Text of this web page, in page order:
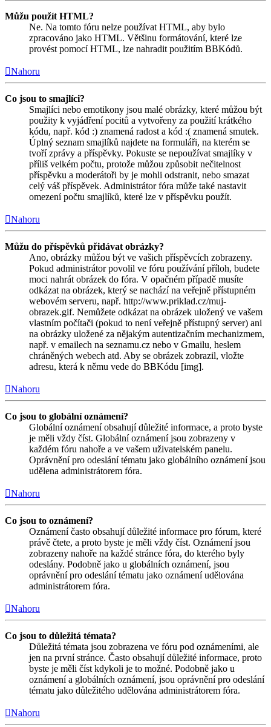
Můžu použít HTML?
Ne. Na tomto fóru nelze používat HTML, aby bylo
zpracováno jako HTML. Většinu formátování, které lze
provést pomocí HTML, lze nahradit použitím BBKódů.
Nahoru
Co jsou to smajlíci?
Smajlíci nebo emotikony jsou malé obrázky, které můžou být
použity k vyjádření pocitů a vytvořeny za použití krátkého
kódu, např. kód :) znamená radost a kód :( znamená smutek.
Úplný seznam smajlíků najdete na formuláři, na kterém se
tvoří zprávy a příspěvky. Pokuste se nepoužívat smajlíky v
příliš velkém počtu, protože můžou způsobit nečitelnost
příspěvku a moderátoři by je mohli odstranit, nebo smazat
celý váš příspěvek. Administrátor fóra může také nastavit
omezení počtu smajlíků, které lze v příspěvku použít.
Nahoru
Můžu do příspěvků přidávat obrázky?
Ano, obrázky můžou být ve vašich příspěvcích zobrazeny.
Pokud administrátor povolil ve fóru používání příloh, budete
moci nahrát obrázek do fóra. V opačném případě musíte
odkázat na obrázek, který se nachází na veřejně přístupném
webovém serveru, např. http://www.priklad.cz/muj-
obrazek.gif. Nemůžete odkázat na obrázek uložený ve vašem
vlastním počítači (pokud to není veřejně přístupný server) ani
na obrázky uložené za nějakým autentizačním mechanizmem,
např. v emailech na seznamu.cz nebo v Gmailu, heslem
chráněných webech atd. Aby se obrázek zobrazil, vložte
adresu, která k němu vede do BBKódu [img].
Nahoru
Co jsou to globální oznámení?
Globální oznámení obsahují důležité informace, a proto byste
je měli vždy číst. Globální oznámení jsou zobrazeny v
každém fóru nahoře a ve vašem uživatelském panelu.
Oprávnění pro odeslání tématu jako globálního oznámení jsou
udělena administrátorem fóra.
Nahoru
Co jsou to oznámení?
Oznámení často obsahují důležité informace pro fórum, které
právě čtete, a proto byste je měli vždy číst. Oznámení jsou
zobrazeny nahoře na každé stránce fóra, do kterého byly
odeslány. Podobně jako u globálních oznámení, jsou
oprávnění pro odeslání tématu jako oznámení udělována
administrátorem fóra.
Nahoru
Co jsou to důležitá témata?
Důležitá témata jsou zobrazena ve fóru pod oznámeními, ale
jen na první stránce. Často obsahují důležité informace, proto
byste je měli číst kdykoli je to možné. Podobně jako u
oznámení a globálních oznámení, jsou oprávnění pro odeslání
tématu jako důležitého udělována administrátorem fóra.
Nahoru